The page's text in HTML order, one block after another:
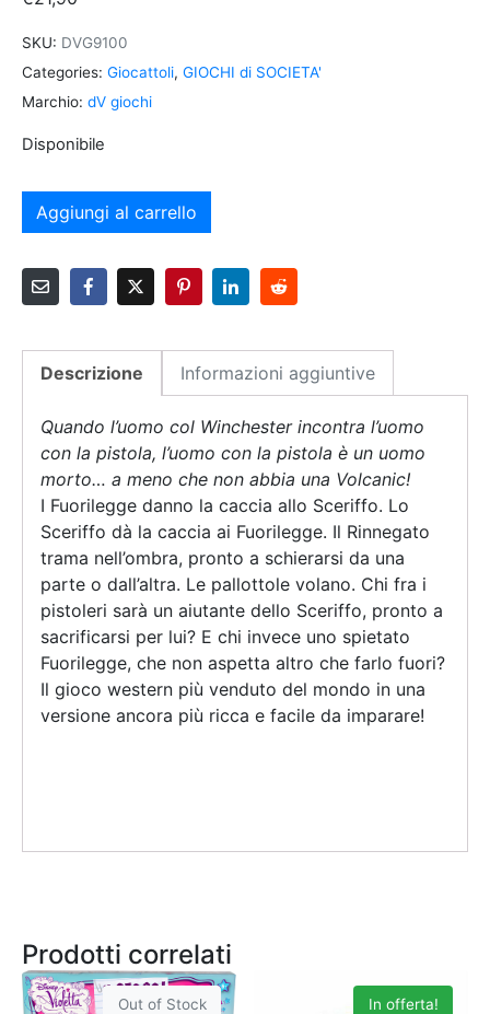
SKU: DVG9100
Categories: Giocattoli, GIOCHI di SOCIETA'
Marchio: dV giochi
Disponibile
Aggiungi al carrello
Descrizione Informazioni aggiuntive
Quando l’uomo col Winchester incontra l’uomo
con la pistola, l’uomo con la pistola è un uomo
morto… a meno che non abbia una Volcanic!
I Fuorilegge danno la caccia allo Sceriffo. Lo
Sceriffo dà la caccia ai Fuorilegge. Il Rinnegato
trama nell’ombra, pronto a schierarsi da una
parte o dall’altra. Le pallottole volano. Chi fra i
pistoleri sarà un aiutante dello Sceriffo, pronto a
sacrificarsi per lui? E chi invece uno spietato
Fuorilegge, che non aspetta altro che farlo fuori?
Il gioco western più venduto del mondo in una
versione ancora più ricca e facile da imparare!
Prodotti correlati
Out of Stock In offerta!